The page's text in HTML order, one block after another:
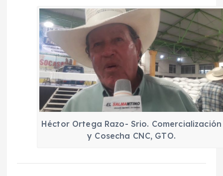
Héctor Ortega Razo- Srio. Comercialización
y Cosecha CNC, GTO.